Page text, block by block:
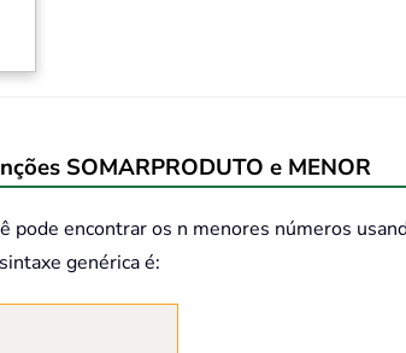
SOMARPRODUTO e MENOR
encontrar os n menores números
genérica é: